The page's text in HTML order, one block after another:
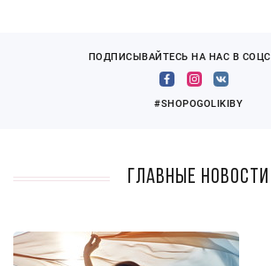
ПОДПИСЫВАЙТЕСЬ НА НАС В
#SHOPOGOLIKIBY
Главные новости